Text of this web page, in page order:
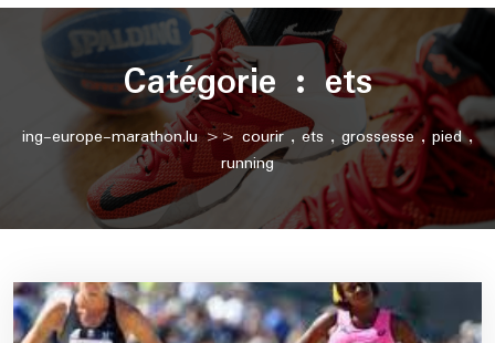
Catégorie : ets
ing-europe-marathon.lu>> courir,ets , grossesse,pied,
running